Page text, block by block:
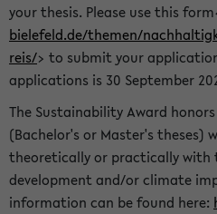
your thesis. Please use this
bielefeld.de/themen/
reis/> to submit your
applications is 30 September
The Sustainability Award
(Bachelor's or Master's theses)
theoretically or practically with
development and/or climate
information can be found here: